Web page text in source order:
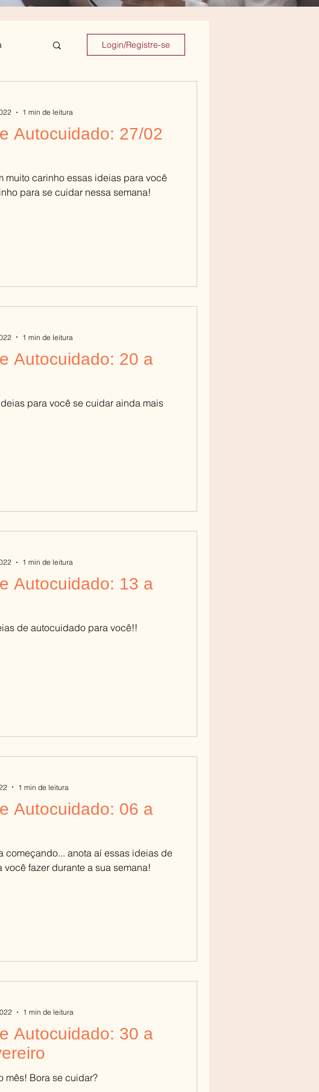
Login/Registre-se
Autocuidado: 27/02
muito carinho essas ideias para você
para se cuidar nessa semana!
1 min de leitura
Autocuidado: 20 a
para você se cuidar ainda mais
1 min de leitura
Autocuidado: 13 a
de autocuidado para você!!
1 min de leitura
Autocuidado: 06 a
começando... anota aí essas ideias de
fazer durante a sua semana!
1 min de leitura
Autocuidado: 30 a
mês! Bora se cuidar?
1 min de leitura